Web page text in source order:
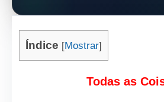
Índice [Mostrar]
Todas as